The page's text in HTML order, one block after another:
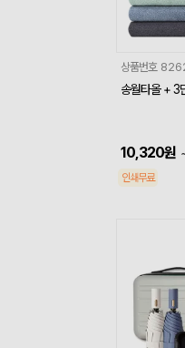
상품번호
송월타올 + 3
10,320원
인쇄무료